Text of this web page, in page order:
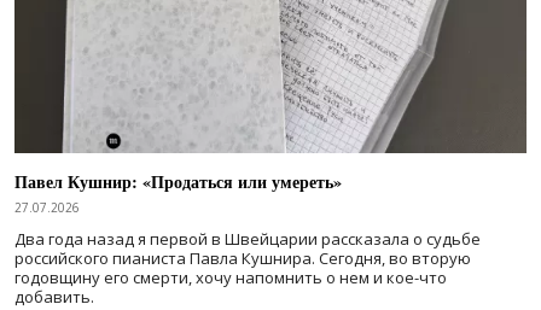
Павел Кушнир: «Продаться или умереть»
27.07.2026
Два года назад я первой в Швейцарии рассказала о судьбе
российского пианиста Павла Кушнира. Сегодня, во вторую
годовщину его смерти, хочу напомнить о нем и кое-что
добавить.